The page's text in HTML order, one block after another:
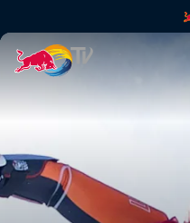
Marcel